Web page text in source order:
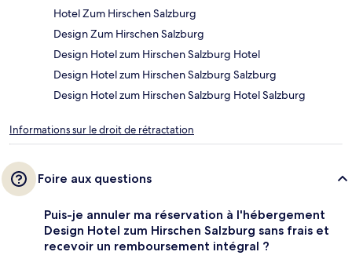
Hotel Zum Hirschen Salzburg
Design Zum Hirschen Salzburg
Design Hotel zum Hirschen Salzburg Hotel
Design Hotel zum Hirschen Salzburg Salzburg
Design Hotel zum Hirschen Salzburg Hotel Salzburg
Informations sur le droit de rétractation
Foire aux questions
Puis-je annuler ma réservation à l'hébergement
Design Hotel zum Hirschen Salzburg sans frais et
recevoir un remboursement intégral ?